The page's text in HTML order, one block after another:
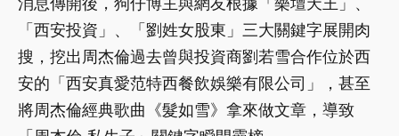
「西安投資」、「劉姓女股東」三大關鍵字展開肉
搜，挖出周杰倫過去曾與投資商劉若雪合作位於西
安的「西安真愛范特西餐飲娛樂有限公司」，甚至
將周杰倫經典歌曲《髮如雪》拿來做文章，導致